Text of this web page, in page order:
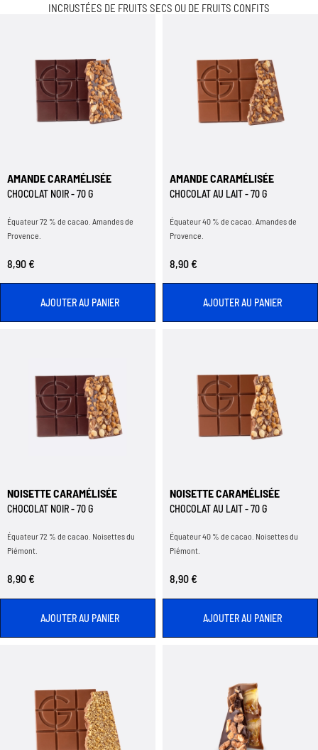
INCRUSTÉES DE FRUITS SECS OU DE FRUITS CONFITS
AMANDE CARAMÉLISÉE
CHOCOLAT NOIR - 70 G
Équateur 72 % de cacao. Amandes de
Provence.
8,90 €
AJOUTER AU PANIER
AMANDE CARAMÉLISÉE
CHOCOLAT AU LAIT - 70 G
Équateur 40 % de cacao. Amandes de
Provence.
8,90 €
AJOUTER AU PANIER
NOISETTE CARAMÉLISÉE
CHOCOLAT NOIR - 70 G
Équateur 72 % de cacao. Noisettes du
Piémont.
8,90 €
AJOUTER AU PANIER
NOISETTE CARAMÉLISÉE
CHOCOLAT AU LAIT - 70 G
Équateur 40 % de cacao. Noisettes du
Piémont.
8,90 €
AJOUTER AU PANIER